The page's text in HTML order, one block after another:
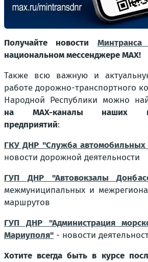
Получайте новости
национальном мессенджере МАХ!
Также всю важную и
работе дорожно-транспортного
Народной Республики можно
на MAX-каналы наших
предприятий:
ГКУ ДНР "Служба автомобильных
новости дорожной деятельности
ГУП ДНР "Автовокзалы
межмуниципальных и
маршрутов
ГУП ДНР "Администрация
Мариуполя" - новости
Хотите всегда быть в курсе